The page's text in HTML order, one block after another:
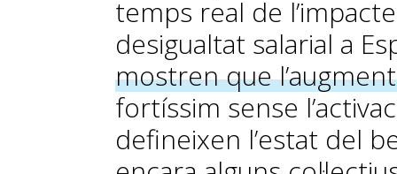
temps real de
desigualtat salarial a
mostren que
fortíssim sense
defineixen l’estat del